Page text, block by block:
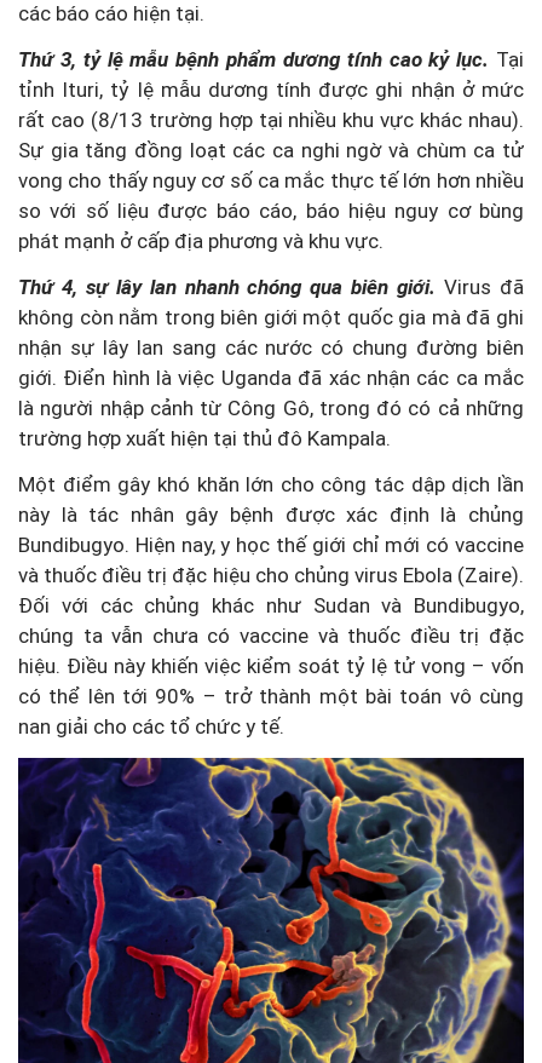
các báo cáo hiện tại.
Thứ 3, tỷ lệ mẫu bệnh phẩm dương tính cao kỷ lục. Tại
tỉnh Ituri, tỷ lệ mẫu dương tính được ghi nhận ở mức
rất cao (8/13 trường hợp tại nhiều khu vực khác nhau).
Sự gia tăng đồng loạt các ca nghi ngờ và chùm ca tử
vong cho thấy nguy cơ số ca mắc thực tế lớn hơn nhiều
so với số liệu được báo cáo, báo hiệu nguy cơ bùng
phát mạnh ở cấp địa phương và khu vực.
Thứ 4, sự lây lan nhanh chóng qua biên giới.Virus đã
không còn nằm trong biên giới một quốc gia mà đã ghi
nhận sự lây lan sang các nước có chung đường biên
giới. Điển hình là việc Uganda đã xác nhận các ca mắc
là người nhập cảnh từ Công Gô, trong đó có cả những
trường hợp xuất hiện tại thủ đô Kampala.
Một điểm gây khó khăn lớn cho công tác dập dịch lần
này là tác nhân gây bệnh được xác định là chủng
Bundibugyo. Hiện nay, y học thế giới chỉ mới có vaccine
và thuốc điều trị đặc hiệu cho chủng virus Ebola (Zaire).
Đối với các chủng khác như Sudan và Bundibugyo,
chúng ta vẫn chưa có vaccine và thuốc điều trị đặc
hiệu. Điều này khiến việc kiểm soát tỷ lệ tử vong – vốn
có thể lên tới 90% – trở thành một bài toán vô cùng
nan giải cho các tổ chức y tế.